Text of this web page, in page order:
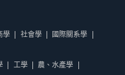
學 社會學 國際關系學
工學 農、水產學